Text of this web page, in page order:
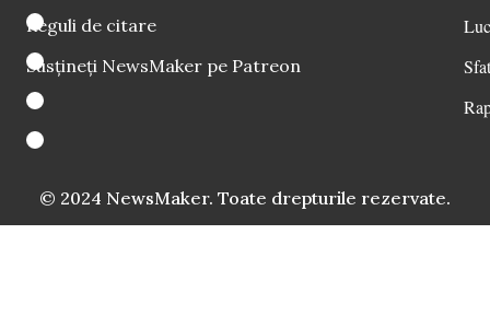
Reguli de citare
Susțineți NewsMaker pe Patreon
© 2024 NewsMaker. Toate drepturile rezervate.